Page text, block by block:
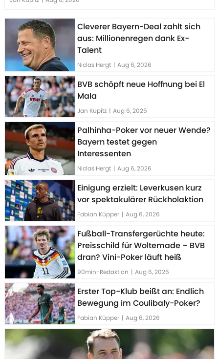
Cleverer Bayern-Deal zahlt sich
aus: Millionenregen dank Ex-
Talent
Niclas Hergt | Aug 6, 2026
BVB schöpft neue Hoffnung bei El
Mala
Jan Kupitz | Aug 6, 2026
Palhinha-Poker vor neuer Wende?
Bayern testet gegen
Interessenten
Niclas Hergt | Aug 6, 2026
Einigung erzielt: Leverkusen kurz
vor spektakulärer Rückholaktion
Fabian Küpper | Aug 6, 2026
Fußball-Transfergerüchte heute:
Preisschild für Woltemade – BVB
dran? Vini-Poker läuft heiß
90min-Redaktion | Aug 6, 2026
Erster Top-Klub beißt an: Endlich
Bewegung im Coulibaly-Poker?
Fabian Küpper | Aug 6, 2026